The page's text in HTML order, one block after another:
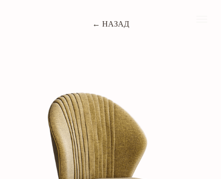
← НАЗАД